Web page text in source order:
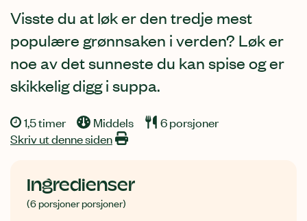
Visste du at løk er den tredje mest
populære grønnsaken i verden? Løk er
noe av det sunneste du kan spise og er
skikkelig digg i suppa.
1,5 timer Middels
6 porsjoner
Skriv ut denne siden
Ingredienser
(6 porsjoner porsjoner)